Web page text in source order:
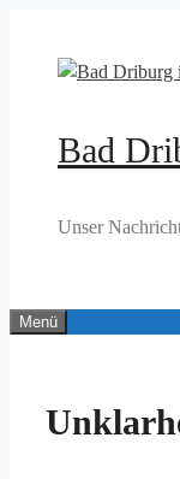
springen
Bad
Unser
Menü